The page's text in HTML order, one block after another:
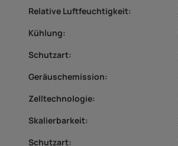
Relative Luftfeuchtigkeit:
Kühlung:
Schutzart:
Geräuschemission:
Zelltechnologie:
Skalierbarkeit:
Schutzart: